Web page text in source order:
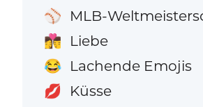
⚾ MLB-
👩‍❤️‍💋‍👨 Liebe
😂 Lachende Emojis
💋 Küsse